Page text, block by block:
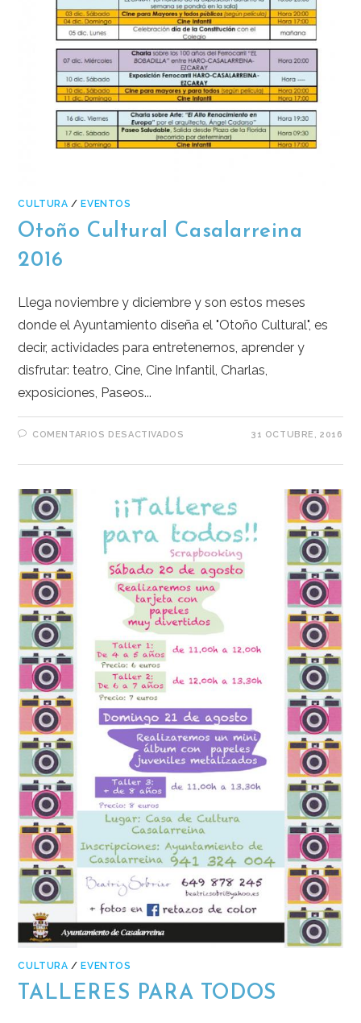
CULTURA /EVENTOS
Otoño Cultural Casalarreina
2016
Llega noviembre y diciembre y son estos meses
donde el Ayuntamiento diseña el "Otoño Cultural", es
decir, actividades para entretenernos, aprender y
disfrutar: teatro, Cine, Cine Infantil, Charlas,
exposiciones, Paseos...
COMENTARIOS DESACTIVADOS 31 OCTUBRE, 2016
CULTURA /EVENTOS
TALLERES PARA TODOS